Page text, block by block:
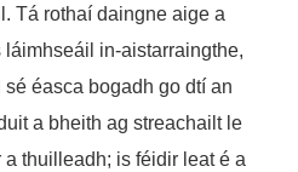
Tá rothaí daingne aige a
in-aistarraingthe,
éasca bogadh go dtí an
a bheith ag streachailt le
thuilleadh; is féidir leat é a